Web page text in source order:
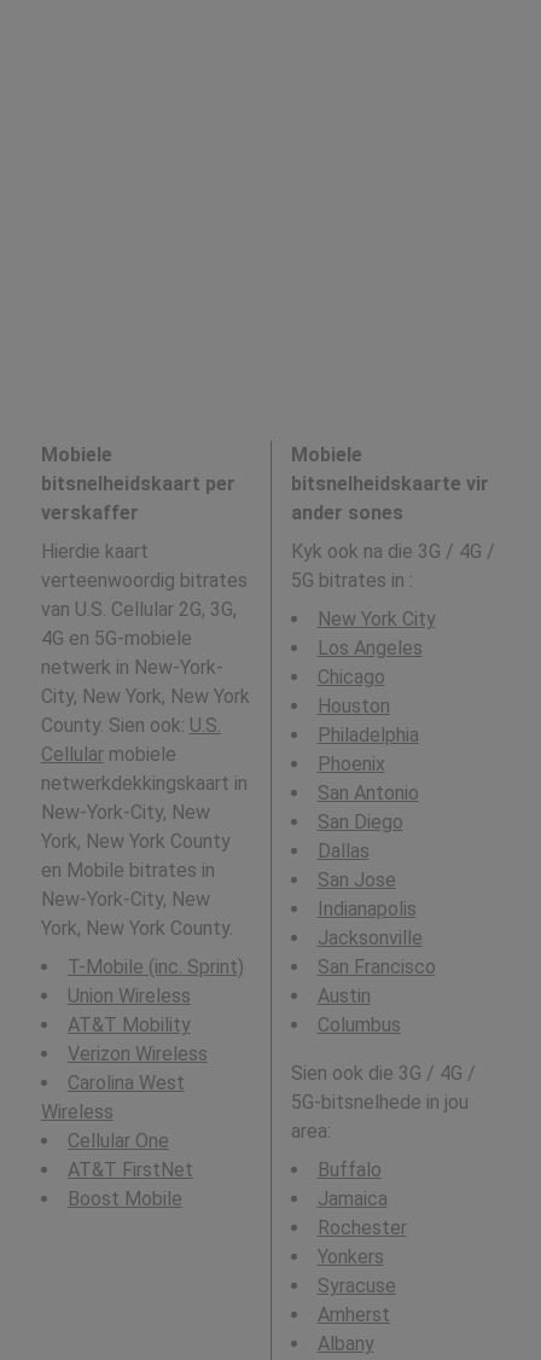
Mobiele
bitsnelheidskaart per
verskaffer
Hierdie kaart
verteenwoordig bitrates
van U.S. Cellular 2G, 3G,
4G en 5G-mobiele
netwerk in New-York-
City, New York, New York
County. Sien ook: U.S.
Cellularmobiele
netwerkdekkingskaart in
New-York-City, New
York, New York County
en Mobile bitrates in
New-York-City, New
York, New York County.
T-Mobile (inc. Sprint)
Union Wireless
AT&T Mobility
Verizon Wireless
Carolina West
Wireless
Cellular One
AT&T FirstNet
Boost Mobile
Mobiele
bitsnelheidskaarte vir
ander sones
Kyk ook na die 3G / 4G /
5G bitrates in :
New York City
Los Angeles
Chicago
Houston
Philadelphia
Phoenix
San Antonio
San Diego
Dallas
San Jose
Indianapolis
Jacksonville
San Francisco
Austin
Columbus
Sien ook die 3G / 4G /
5G-bitsnelhede in jou
area:
Buffalo
Jamaica
Rochester
Yonkers
Syracuse
Amherst
Albany